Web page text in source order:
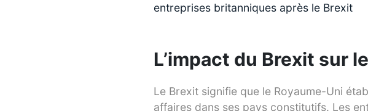
entreprises britanniques après le Brexit
L’impact du Brexit sur
Le Brexit signifie que le Royaume-Uni
affaires dans ses pays constitutifs. Les